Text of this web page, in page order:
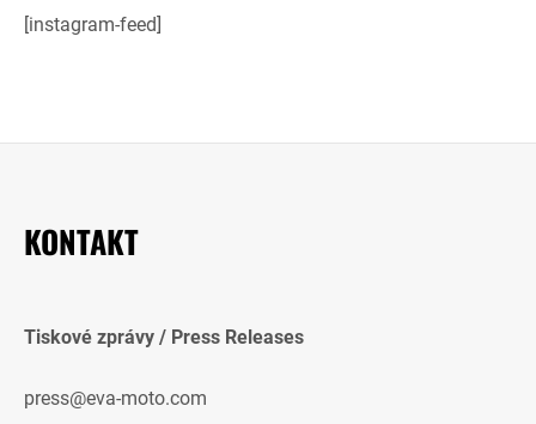
[instagram-feed]
KONTAKT
Tiskové zprávy / Press Releases
press@eva-moto.com